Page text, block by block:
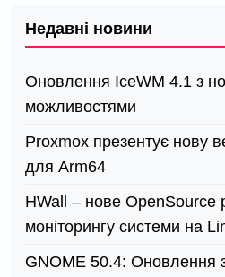
Недавні новини
Оновлення IceWM 4.1 з
можливостями
Proxmox презентує нову
для Arm64
HWall – нове OpenSource
моніторингу системи на
GNOME 50.4: Оновлення